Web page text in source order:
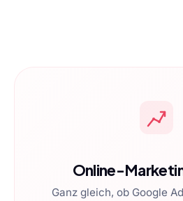
Online-
Ganz gleich, ob Google